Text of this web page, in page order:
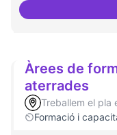
Àrees de
aterrades
Treballem el pla
Formació i